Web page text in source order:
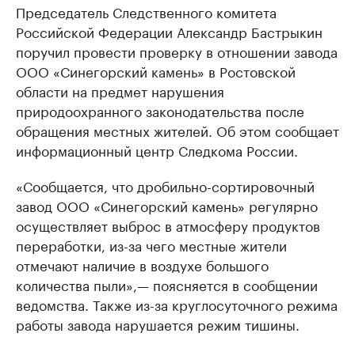
Председатель Следственного комитета
Российской Федерации Александр Бастрыкин
поручил провести проверку в отношении завода
ООО «Синегорский камень» в Ростовской
области на предмет нарушения
природоохранного законодательства после
обращения местных жителей. Об этом сообщает
информационный центр Следкома России.
«Сообщается, что дробильно-сортировочный
завод ООО «Синегорский камень» регулярно
осуществляет выброс в атмосферу продуктов
переработки, из-за чего местные жители
отмечают наличие в воздухе большого
количества пыли»,— поясняется в сообщении
ведомства. Также из-за круглосуточного режима
работы завода нарушается режим тишины.